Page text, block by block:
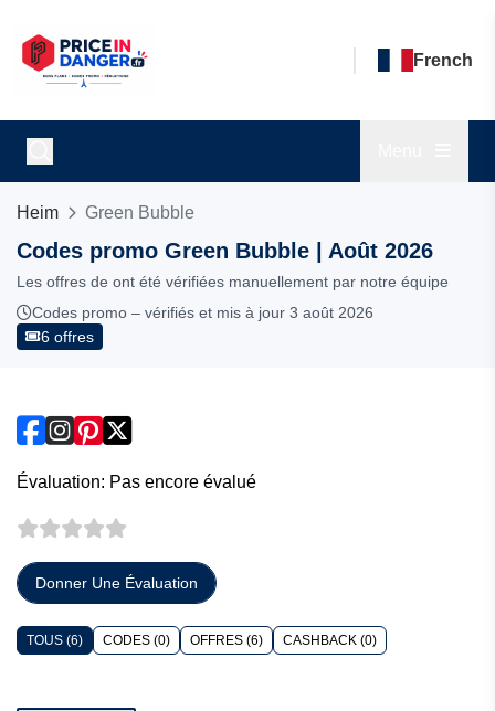
French
Heim Green Bubble
Codes promo Green Bubble | Août 2026
Les offres de ont été vérifiées manuellement par notre équipe
Codes promo – vérifiés et mis à jour 3 août 2026
6 offres
Évaluation: Pas encore évalué
Donner Une Évaluation
TOUS (6) CODES (0) OFFRES (6) CASHBACK (0)